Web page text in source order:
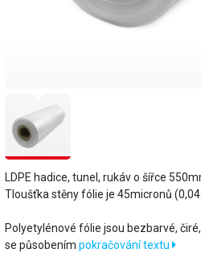
LDPE hadice, tunel, rukáv o šířce
Tloušťka stěny fólie je 45micronů
​Polyetylénové fólie jsou bezbarvé,
se působením pokračování textu